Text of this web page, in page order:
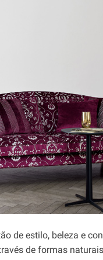
de estilo, beleza e
de formas